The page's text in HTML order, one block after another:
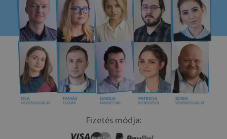
Fizetés módja: